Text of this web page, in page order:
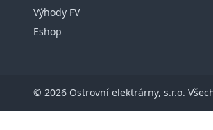
Výhody FV
Eshop
© 2026 Ostrovní elektrárny, s.r.o.